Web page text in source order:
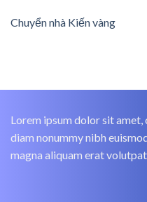
Chuyển nhà Kiến vàng
Lorem ipsum dolor sit
diam nonummy nibh
magna aliquam erat